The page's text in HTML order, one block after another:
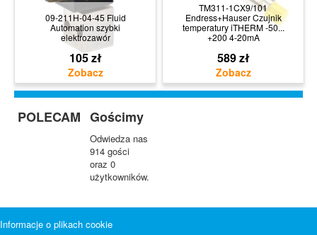
09-211H-04-45 Fluid
Automation szybki
elektrozawór
105 zł
TM311-1CX9/101
Endress+Hauser Czujnik
temperatury iTHERM -50...
+200 4-20mA
589 zł
POLECAM Gościmy
Odwiedza nas
914 gości
oraz 0
użytkowników.
Informacje o plikach cookie